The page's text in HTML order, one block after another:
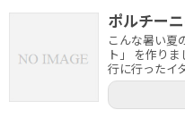
ポルチー
こんな暑い夏
ト」 を作り
行に行ったイ